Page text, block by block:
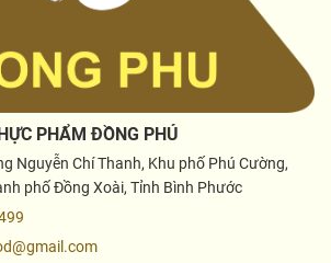
PHẨM ĐỒNG PHÚ
Nguyễn Chí Thanh, Khu phố Phú Cường,
phố Đồng Xoài, Tỉnh Bình Phước